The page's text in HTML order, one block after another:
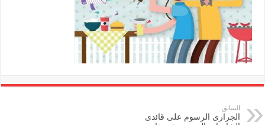
السابق
الجرارى الرسوم على قائدى